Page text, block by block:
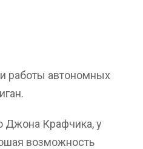
работы автономных
Джона Крафчика, у
возможность